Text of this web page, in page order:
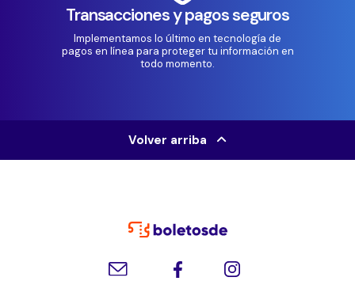
Transacciones y pagos seguros
Implementamos lo último en tecnología de
pagos en línea para proteger tu información en
todo momento.
Volver arriba